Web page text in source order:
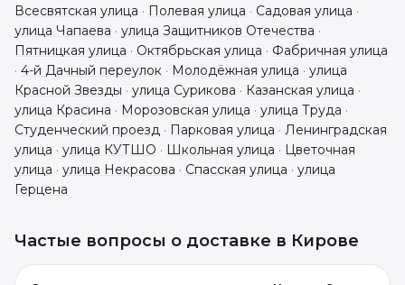
Всесвятская улица · Полевая улица · Садовая улица ·
улица Чапаева · улица Защитников Отечества ·
Пятницкая улица · Октябрьская улица · Фабричная улица
· 4-й Дачный переулок · Молодёжная улица · улица
Красной Звезды · улица Сурикова · Казанская улица ·
улица Красина · Морозовская улица · улица Труда ·
Студенческий проезд · Парковая улица · Ленинградская
улица · улица КУТШО · Школьная улица · Цветочная
улица · улица Некрасова · Спасская улица · улица
Герцена
Частые вопросы о доставке в Кирове